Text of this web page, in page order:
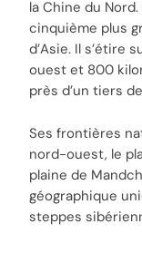
la Chine du
cinquième plus
d’Asie. Il s’étire
ouest et 800
près d’un tiers
Ses frontières
nord-ouest, le
plaine de
géographique
steppes